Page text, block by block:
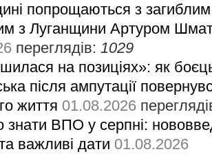
попрощаються з загиблим
з Луганщини Артуром
переглядів:1029
на позиціях»: як
після ампутації
життя 01.08.2026
знати ВПО у серпні:
важливі дати 01.08.2026